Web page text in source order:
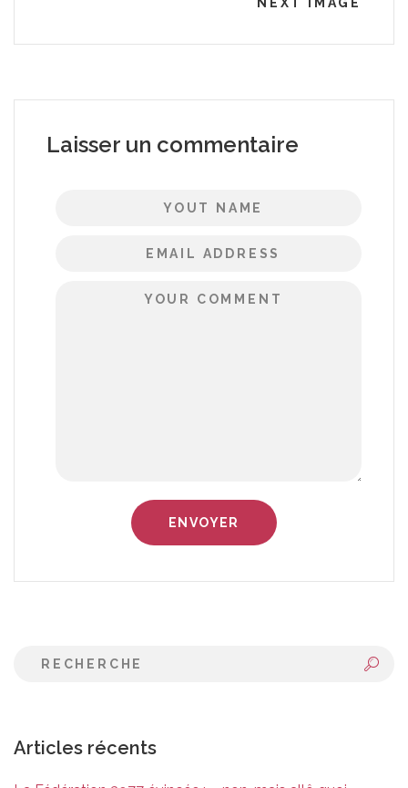
Laisser un commentaire
Articles récents